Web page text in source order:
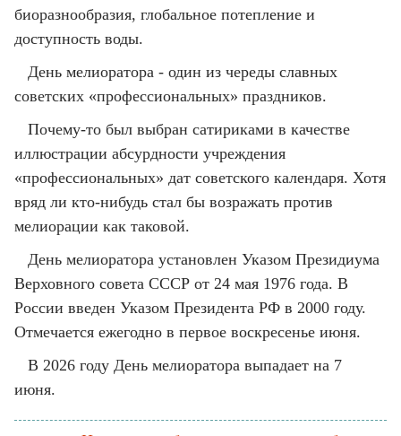
биоразнообразия, глобальное потепление и
доступность воды.
День мелиоратора - один из череды славных
советских «профессиональных» праздников.
Почему-то был выбран сатириками в качестве
иллюстрации абсурдности учреждения
«профессиональных» дат советского календаря. Хотя
вряд ли кто-нибудь стал бы возражать против
мелиорации как таковой.
День мелиоратора установлен Указом Президиума
Верховного совета СССР от 24 мая 1976 года. В
России введен Указом Президента РФ в 2000 году.
Отмечается ежегодно в первое воскресенье июня.
В 2026 году День мелиоратора выпадает на 7
июня.